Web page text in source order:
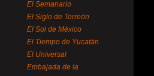
El Semanario
El Siglo de Torreón
El Sol de México
El Tiempo de Yucatán
El Universal
Embajada de la